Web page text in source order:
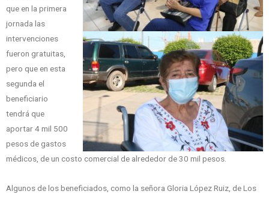
que en la primera
jornada las
intervenciones
fueron gratuitas,
pero que en esta
segunda el
beneficiario
tendrá que
aportar 4 mil 500
pesos de gastos
médicos, de un costo comercial de alrededor de 30 mil pesos.
Algunos de los beneficiados, como la señora Gloria López Ruiz, de Los